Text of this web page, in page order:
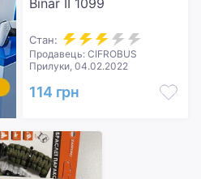
Стан:
Продавець: CIFROBUS
Прилуки, 04.02.2022
114 грн